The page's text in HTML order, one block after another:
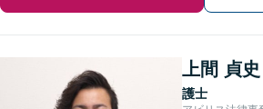
上間 貞史
護士